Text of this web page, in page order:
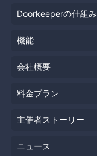
Doorkeeperの仕組み
機能
会社概要
料金プラン
主催者ストーリー
ニュース